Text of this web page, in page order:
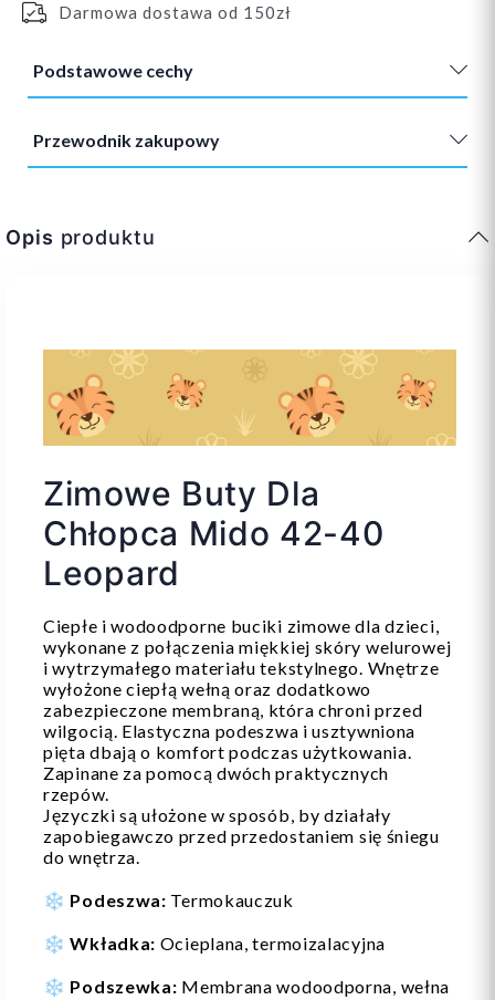
Darmowa dostawa od 150zł
Podstawowe cechy
Przewodnik zakupowy
Opis produktu
Zimowe Buty Dla
Chłopca Mido 42-40
Leopard
Ciepłe i wodoodporne buciki zimowe dla dzieci,
wykonane z połączenia miękkiej skóry welurowej
i wytrzymałego materiału tekstylnego. Wnętrze
wyłożone ciepłą wełną oraz dodatkowo
zabezpieczone membraną, która chroni przed
wilgocią. Elastyczna podeszwa i usztywniona
pięta dbają o komfort podczas użytkowania.
Zapinane za pomocą dwóch praktycznych
rzepów.
Języczki są ułożone w sposób, by działały
zapobiegawczo przed przedostaniem się śniegu
do wnętrza.
❄️ Podeszwa: Termokauczuk
❄️Wkładka: Ocieplana, termoizalacyjna
❄️ Podszewka: Membrana wodoodporna, wełna